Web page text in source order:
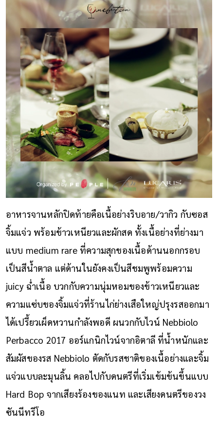
อาหารจานหลักปิดท้ายคือเนื้อย่างริบอาย/วากิว กับซอส
จิ้มแจ่ว พร้อมข้าวเหนียวและผักสด ทั้งเนื้อย่างที่ย่างมา
แบบ medium rare ที่ความสุกของเนื้อด้านนอกกรอบ
เป็นสีน้ำตาล แต่ด้านในยังคงเป็นสีชมพูพร้อมความ
juicy ฉ่ำเนื้อ บวกกับความนุ่มหอมของข้าวเหนียวและ
ความแซ่บของจิ้มแจ่วที่ร้านไก่ย่างเสือใหญ่ปรุงรสออกมา
ได้เปรี้ยวเผ็ดหวานกำลังพอดี ผนวกกับไวน์ Nebbiolo
Perbacco 2017 ออร์แกนิกไวน์จากอิตาลี ที่น้ำหนักและ
สัมผัสของรส Nebbiolo ตัดกับรสชาติของเนื้อย่างและจิ้ม
แจ่วแบบละมุนลิ้น คลอไปกับดนตรีที่เริ่มเข้มข้นขึ้นแบบ
Hard Bop จากเสียงร้องของแนท และเสียงดนตรีของวง
ซันนีทรีโอ